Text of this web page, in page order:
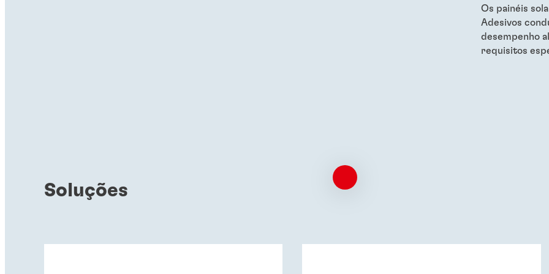
Os painéis
Adesivos
desempenho
requisitos
Soluções